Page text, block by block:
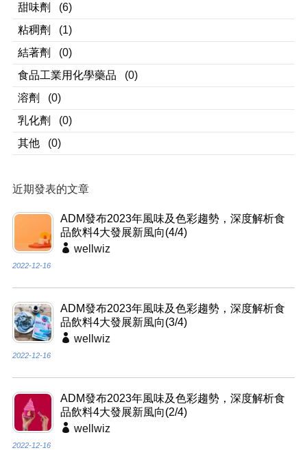
甜味劑
(6)
粘稠劑
(1)
結著劑
(0)
食品工業用化學藥品
(0)
溶劑
(0)
乳化劑
(0)
其他
(0)
近期發表的文章
ADM發布2023年風味及色彩趨勢，深度解析食
品飲料4大發展新風向(4/4)
wellwiz
2022-12-16
ADM發布2023年風味及色彩趨勢，深度解析食
品飲料4大發展新風向(3/4)
wellwiz
2022-12-16
ADM發布2023年風味及色彩趨勢，深度解析食
品飲料4大發展新風向(2/4)
wellwiz
2022-12-16